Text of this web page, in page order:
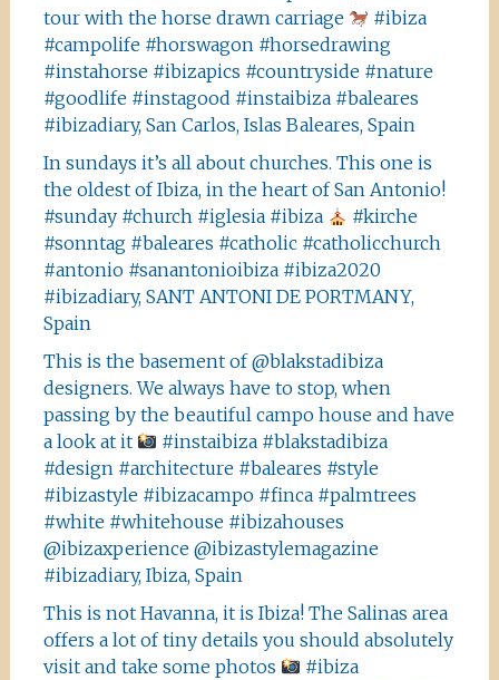
tour with the horse drawn carriage
#ibiza
#campolife #horswagon #horsedrawing
#instahorse #ibizapics #countryside #nature
#goodlife #instagood #instaibiza #baleares
#ibizadiary, San Carlos, Islas Baleares, Spain
In sundays it’s all about churches. This one is
the oldest of Ibiza, in the heart of San Antonio!
#sunday #church #iglesia #ibiza
#kirche
#sonntag #baleares #catholic #catholicchurch
#antonio #sanantonioibiza #ibiza2020
#ibizadiary, SANT ANTONI DE PORTMANY,
Spain
This is the basement of @blakstadibiza
designers. We always have to stop, when
passing by the beautiful campo house and have
a look at it
#instaibiza #blakstadibiza
#design #architecture #baleares #style
#ibizastyle #ibizacampo #finca #palmtrees
#white #whitehouse #ibizahouses
@ibizaxperience @ibizastylemagazine
#ibizadiary, Ibiza, Spain
This is not Havanna, it is Ibiza! The Salinas area
offers a lot of tiny details you should absolutely
visit and take some photos
#ibiza